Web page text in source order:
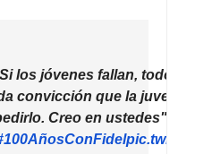
los jóvenes fallan, todo
convicción que la juventud
Creo en ustedes"